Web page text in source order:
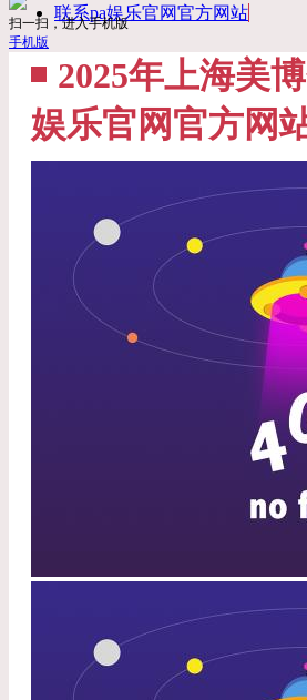
联系pa娱乐官网官方网站
扫一扫，进入手机版
手机版
2025年上海美
娱乐官网官方网